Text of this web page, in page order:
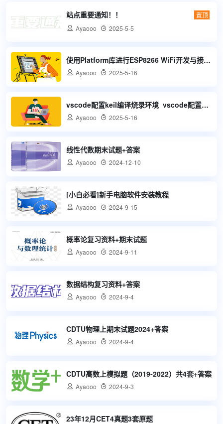
站点重要通知！！ 置顶
 Ayaooo  2025-5-5
使用Platform库进行ESP8266 WiFi开发与接入EMQX MQTT服务器解析
 Ayaooo  2025-5-16
vscode配置keil编译烧录环境_vscode配置keil编译器
 Ayaooo  2025-5-16
线性代数期末试题+答案
 Ayaooo  2024-12-10
[小白必看]新手电脑软件安装教程
 Ayaooo  2024-9-15
概率论复习资料+期末试题
 Ayaooo  2024-9-11
数据结构复习资料+答案
 Ayaooo  2024-9-4
CDTU物理上期末试题2024+答案
 Ayaooo  2024-9-4
CDTU高数上模拟题（2019-2022）共4套+答案
 Ayaooo  2024-9-3
23年12月CET4真题3套原题